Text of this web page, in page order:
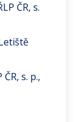
ČR, s.
s. p.,